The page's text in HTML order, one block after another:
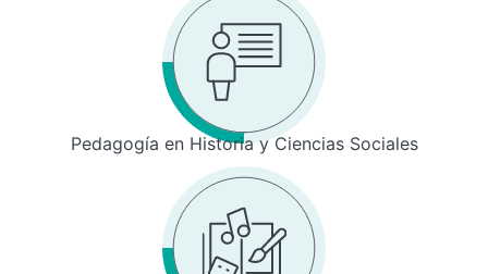
Pedagogía en Historia y Ciencias Sociales